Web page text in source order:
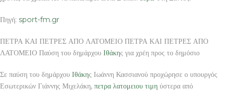
Πηγή: sport-fm.gr
ΠΕΤΡΑ ΚΑΙ ΠΕΤΡΕΣ ΑΠΟ ΛΑΤΟΜΕΙΟ ΠΕΤΡΑ ΚΑΙ ΠΕΤΡΕΣ ΑΠΟ
ΛΑΤΟΜΕΙΟ Παύση του δημάρχου Ιθάκης για χρέη προς το δημόσιο
Σε παύση του δημάρχου Ιθάκης Ιωάννη Κασσιανού προχώρησε ο υπουργός
Εσωτερικών Γιάννης Μιχελάκη, πετρα λατομειου τιμη ύστερα από